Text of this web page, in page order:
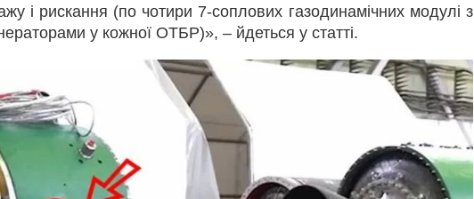
і рискання (по чотири 7-соплових газодинамічних модулі з
у кожної ОТБР)», – йдеться у статті.